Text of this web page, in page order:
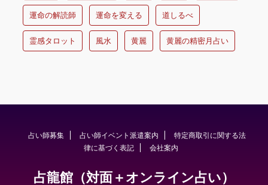
運命の解読師 運命を変える 道しるべ
霊感タロット 風水 黄麗 黄麗の精密月占い
占い師募集 占い師イベント派遣案内
特定商取引に関する法
律に基づく表記
会社案内
占龍館（対面＋オンライン占い）